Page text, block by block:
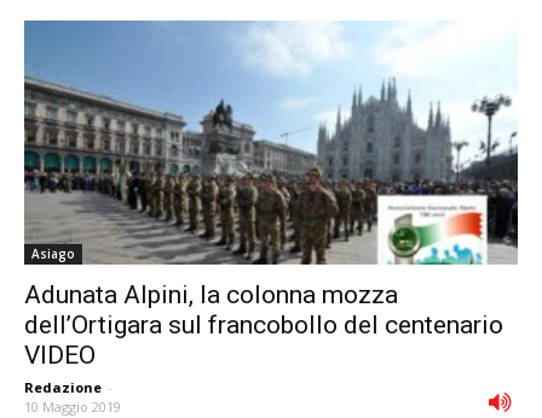
Asiago
Adunata Alpini, la colonna mozza
dell’Ortigara sul francobollo del centenario
VIDEO
Redazione -
10 Maggio 2019